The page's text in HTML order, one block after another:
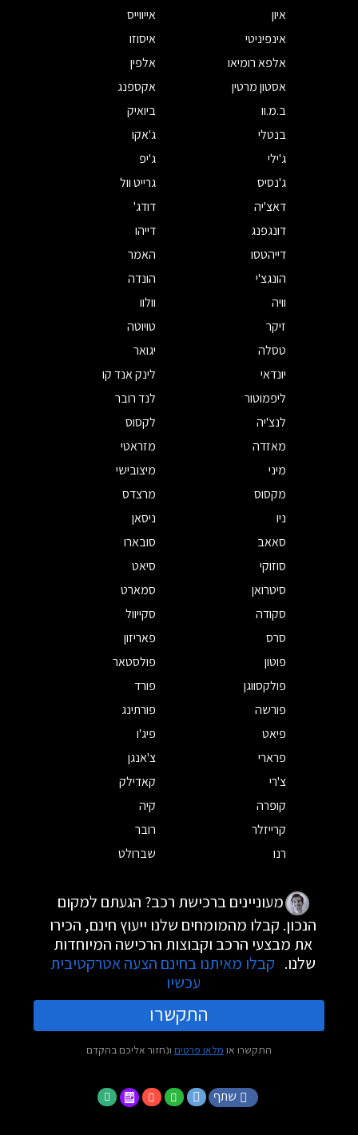
איון
אייווייס
אינפיניטי
איסוזו
אלפא רומיאו
אלפין
אסטון מרטין
אקספנג
ב.מ.וו
ביואיק
בנטלי
ג'אקו
ג'ילי
ג'יפ
ג'נסיס
גרייט וול
דאצ'יה
דודג'
דונגפנג
דייהו
דייהטסו
האמר
הונגצ'י
הונדה
וויה
וולוו
זיקר
טויוטה
טסלה
יגואר
יונדאי
לינק אנד קו
ליפמוטור
לנד רובר
לנצ'יה
לקסוס
מאזדה
מזראטי
מיני
מיצובישי
מקסוס
מרצדס
ניו
ניסאן
סאאב
סובארו
סוזוקי
סיאט
סיטרואן
סמארט
סקודה
סקייוול
סרס
פאריזון
פוטון
פולסטאר
פולקסווגן
פורד
פורשה
פורתינג
פיאט
פיג'ו
פרארי
צ'אנגן
צ'רי
קאדילק
קופרה
קיה
קרייזלר
רובר
רנו
שברולט
מעוניינים ברכישת רכב? הגעתם למקום
הנכון. קבלו מהמומחים שלנו ייעוץ חינם, הכירו
את מבצעי הרכב וקבוצות הרכישה המיוחדות
שלנו. קבלו מאיתנו בחינם הצעה אטרקטיבית
עכשיו
התקשרו
התקשרו או מלאו פרטים ונחזור אליכם בהקדם
שתף